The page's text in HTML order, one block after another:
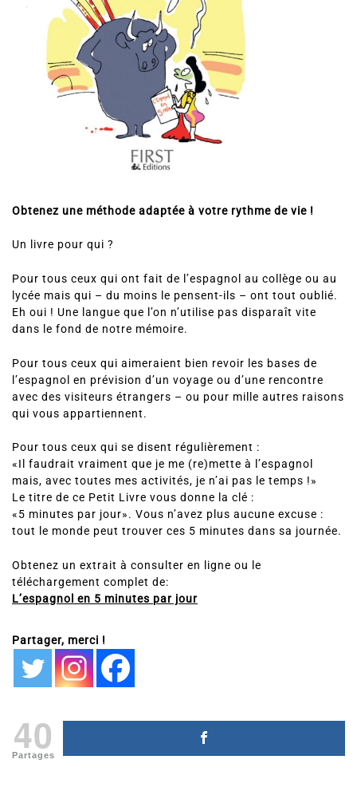
Obtenez une méthode adaptée à votre rythme de vie !
Un livre pour qui ?
Pour tous ceux qui ont fait de l’espagnol au collège ou au
lycée mais qui – du moins le pensent-ils – ont tout oublié.
Eh oui ! Une langue que l’on n’utilise pas disparaît vite
dans le fond de notre mémoire.
Pour tous ceux qui aimeraient bien revoir les bases de
l’espagnol en prévision d’un voyage ou d’une rencontre
avec des visiteurs étrangers – ou pour mille autres raisons
qui vous appartiennent.
Pour tous ceux qui se disent régulièrement :
«Il faudrait vraiment que je me (re)mette à l’espagnol
mais, avec toutes mes activités, je n’ai pas le temps !»
Le titre de ce Petit Livre vous donne la clé :
«5 minutes par jour». Vous n’avez plus aucune excuse :
tout le monde peut trouver ces 5 minutes dans sa journée.
Obtenez un extrait à consulter en ligne ou le
téléchargement complet de:
L’espagnol en 5 minutes par jour
Partager, merci !
40
Partages